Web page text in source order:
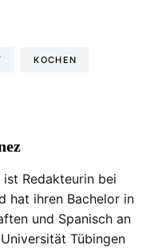
KOCHEN
ist Redakteurin bei
hat ihren Bachelor in
und Spanisch an
Tübingen